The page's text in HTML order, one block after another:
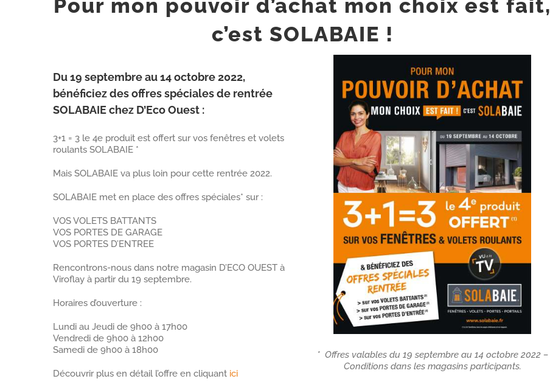
Pour mon pouvoir d’achat mon choix est fait,
c’est SOLABAIE !
Du 19 septembre au 14 octobre 2022,
bénéficiez des offres spéciales de rentrée
SOLABAIE chez D’Eco Ouest :
3+1 = 3 le 4e produit est offert sur vos fenêtres et volets
roulants SOLABAIE *
Mais SOLABAIE va plus loin pour cette rentrée 2022.
SOLABAIE met en place des offres spéciales* sur :
VOS VOLETS BATTANTS
VOS PORTES DE GARAGE
VOS PORTES D’ENTREE
Rencontrons-nous dans notre magasin D’ECO OUEST à
Viroflay à partir du 19 septembre.
Horaires d’ouverture :
Lundi au Jeudi de 9h00 à 17h00
Vendredi de 9h00 à 12h00
Samedi de 9h00 à 18h00
Découvrir plus en détail l’offre en cliquant ici
* Offres valables du 19 septembre au 14 octobre 2022 –
Conditions dans les magasins participants.